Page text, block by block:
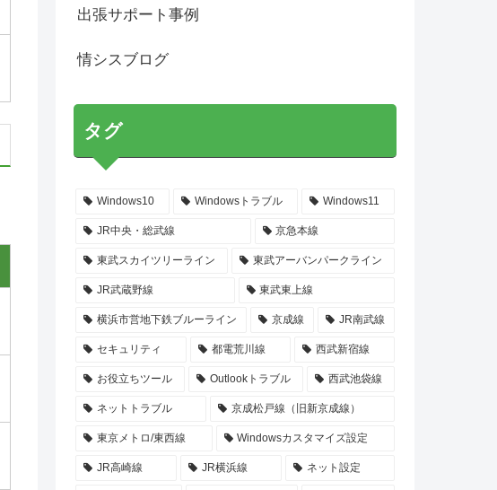
出張サポート事例
情シスブログ
タグ
Windows10 Windowsトラブル Windows11
JR中央・総武線 京急本線
東武スカイツリーライン 東武アーバンパークライン
JR武蔵野線 東武東上線
横浜市営地下鉄ブルーライン 京成線 JR南武線
セキュリティ 都電荒川線 西武新宿線
お役立ちツール Outlookトラブル 西武池袋線
ネットトラブル 京成松戸線（旧新京成線）
東京メトロ/東西線 Windowsカスタマイズ設定
JR高崎線 JR横浜線 ネット設定